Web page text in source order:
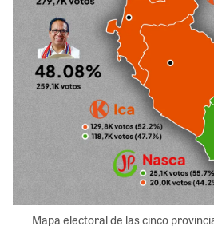
Mapa electoral de las cinco